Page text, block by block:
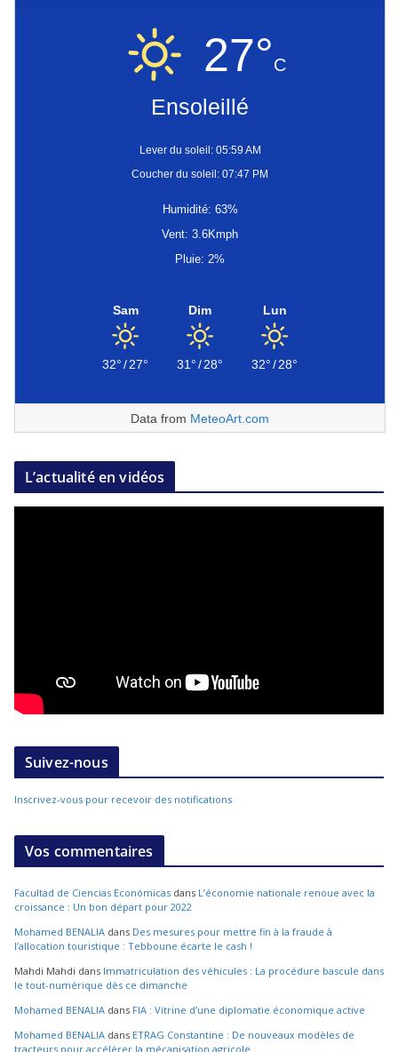
27°C
Ensoleillé
Lever du soleil: 05:59 AM
Coucher du soleil: 07:47 PM
Humidité: 63%
Vent: 3.6Kmph
Pluie: 2%
Sam
32°/27°
Dim
31°/28°
Lun
32°/28°
Data from MeteoArt.com
L’actualité en vidéos
Suivez-nous
Inscrivez-vous pour recevoir des notifications
Vos commentaires
Facultad de Ciencias Económicas dans L’économie nationale renoue avec la
croissance : Un bon départ pour 2022
Mohamed BENALIA dans Des mesures pour mettre fin à la fraude à
l’allocation touristique : Tebboune écarte le cash !
Mahdi Mahdi dans Immatriculation des véhicules : La procédure bascule dans
le tout-numérique dès ce dimanche
Mohamed BENALIA dans FIA : Vitrine d’une diplomatie économique active
Mohamed BENALIA dans ETRAG Constantine : De nouveaux modèles de
tracteurs pour accélérer la mécanisation agricole